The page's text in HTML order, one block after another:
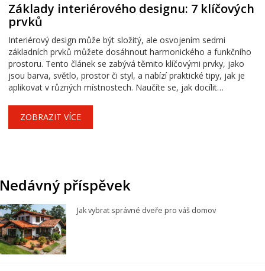
Základy interiérového designu: 7 klíčových
prvků
Interiérový design může být složitý, ale osvojením sedmi
základních prvků můžete dosáhnout harmonického a funkčního
prostoru. Tento článek se zabývá těmito klíčovými prvky, jako
jsou barva, světlo, prostor či styl, a nabízí praktické tipy, jak je
aplikovat v různých místnostech. Naučíte se, jak docílit
barvy. Vytvořte si prostředí, které nejenom splňuje vaše
estetické představy, ale je také praktické a pohodlné.
ZOBRAZIT VÍCE
Nedávný příspěvek
Jak vybrat správné dveře pro váš domov